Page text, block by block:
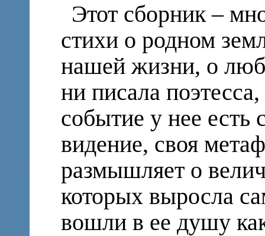
Этот сборник –
стихи о родном
нашей жизни, о
ни писала
событие у нее есть
видение, своя
размышляет о
которых выросла
вошли в ее душу